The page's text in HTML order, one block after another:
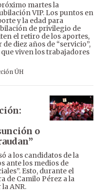
martes la
VIP. Los puntos en
y la edad para
de privilegio de
el retiro de los aportes,
diez años de “servicio”,
viven los trabajadores
ÚH
o
a los candidatos de la
ante los medios de
Esto, durante el
de Camilo Pérez a la
ANR.